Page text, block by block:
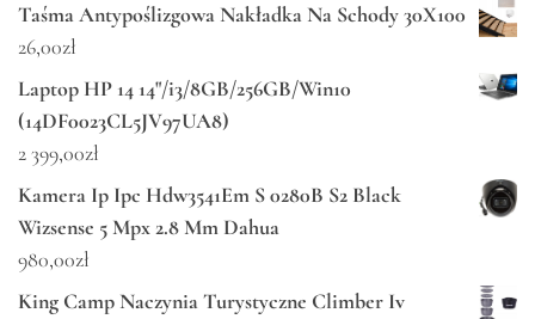
Taśma Antypoślizgowa Nakładka Na Schody 30X100
26,00zł
Laptop HP 14 14"/i3/8GB/256GB/Win10
(14DF0023CL5JV97UA8)
2 399,00zł
Kamera Ip Ipc Hdw3541Em S 0280B S2 Black
Wizsense 5 Mpx 2.8 Mm Dahua
980,00zł
King Camp Naczynia Turystyczne Climber Iv